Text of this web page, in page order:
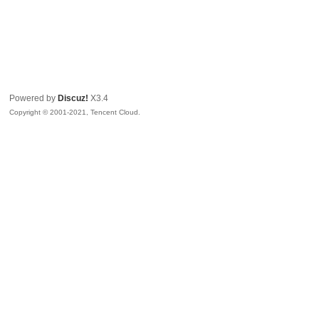
Powered by Discuz! X3.4
Copyright © 2001-2021, Tencent Cloud.